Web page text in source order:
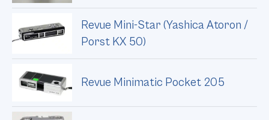
Revue Mini-Star (Yashica Atoron /
Porst KX 50)
Revue Minimatic Pocket 205